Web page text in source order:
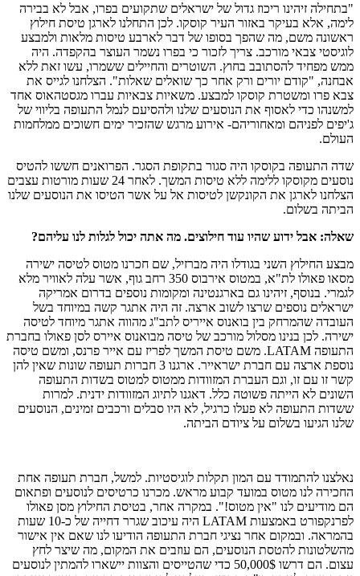
"בתחילה זיהינו ריכוז גדול של ישראלים שתקועים בפרו, אבל לא בבירה
לימה, אלא בעיקר באזור העיר קוסקו. לכן התחלנו לארגן טיסת חילוץ
ראשונה משם, מה שהפך בסופו של דבר לארבע טיסות מלאות ולמבצע
לוגיסטי צבאי מורכב. צריך לזכור כי בפרו נשמר העוצר בהקפדה. היה
ממש מפחיד להסתובב בחוץ. השוטרים והחיילים ששמרו, עשו זאת ללא
אבחנה, "קודם יורים ורק אחר כך שואלים שאלות". הצלחנו לגייס את
צבא פרו ומשטרת קוסקו למבצע. משאיות צבאיות עברו מגסטהאוס אחד
למשנהו כדי לאסוף את הנוסעים שלנו ולהסיעם לנמל התעופה בליווי של
ג'יפים לפניהם ומאחוריהם- אירוע מרגש שהזכיר ימים חשוכים ממלחמות
העולם.
שדה התעופה בקוסקו היה סגור בתקופת הסגר. הפרואנים חששו להטיס
נוסעים מקוסקו ללימה ללא טיסות המשך. לאחר 24 שעות מורטות עצבים
הצלחנו לארגן את הקונקשן לטיסות אל על אשר הטיסו את הנוסעים שלנו
הביתה בשלום.
שאלה: אבל ידוע שהיו עוד חילוצים. מה אתה יכול לגלות לנו עליהם?
מבצע החילוץ השני בגודלו היה מברזיל, שם חכרנו מטוס לטיסה ישירה
מסאו פאולו לת"א, במטוס אירבוס 350 רחב גוף, אשר עלה לאוויר מלא
לגמרי. בנוסף, זיהינו גם בארגנטינה ומקומות נוספים בדרום אמריקה
ישראלים נוספים שרצו לשוב ארצה. זה היה אתגר קשה במיוחד בשל
העובדה שהמרחק בין בואנוס אייריס לתב"ג מהווה אתגר מיוחד לטיסה
ישירה. לכן בנינו מסלול מורכב של טיסה מבואנוס איירס לסן פאולו בחברת
התעופה LATAM. משם טיסת המשך לפריז עם אייר פרנס, ומשם טיסה
נוספת ארצה עם חברת ישראייר. ארגנו 3 חברות תעופה שונות שאין להן
קשר זו עם זו, וגם העברת המזוודות ממטוס למטוס בשדות התעופה
השונים לא הייתה פשוטה כלל. דאגנו לתיוג המזוודות ידנית. למרות
ששדות התעופה לא פעלו כרגיל, לא היו סבלים ורכבים זמינים, הנוסעים
שלנו הגיעו בשלום על ציודם הביתה.
נאלצנו להתמודד עם המון תקלות לוגיסטיות. למשל, חברת תעופה אחת
החכירה לנו מטוס במועד קבוע מראש. מכרנו כרטיסים לנוסעים ופתאום
הם מודיעים לנו "אין מטוס!". במקרה אחר, בטיסת החילוץ מסן פאולו
לפרנקפורט באמצעות LATAM היה עיכוב שגרר דחייה של כ-10 שעות
בהמראה. ובמקום אחר נציגי חברת התעופה הודיעו לנו שאם אין אישור
מהשלטונות להטסת הנוסעים, הם עוזבים את המקום, מה שיצר לחץ
עצום. הם דרשו 50,000$ כדי שהטייסים והצוות יישארו להמתין לנוסעים